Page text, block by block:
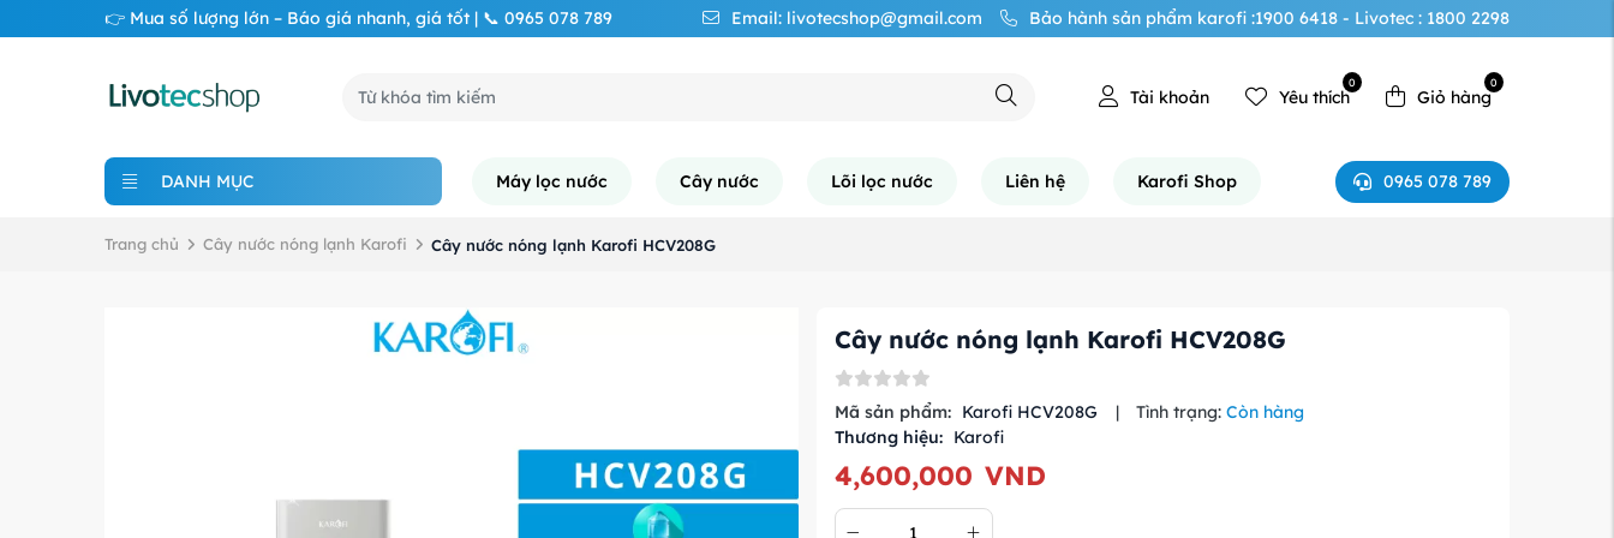
👉 Mua số lượng lớn – Báo giá nhanh, giá tốt | 📞 0965 078 789 Email: livotecshop@gmail.com Bảo hành sản phẩm karofi :1900 6418 - Livotec : 1800 2298
Tài khoản Yêu thích
0
Giỏ hàng
0
DANH MỤC Máy lọc nước Cây nước Lõi lọc nước Liên hệ Karofi Shop 0965 078 789
Trang chủ Cây nước nóng lạnh Karofi Cây nước nóng lạnh Karofi HCV208G
Cây nước nóng lạnh Karofi HCV208G
Mã sản phẩm: Karofi HCV208G | Tình trạng: Còn hàng
Thương hiệu: Karofi
4,600,000 VND